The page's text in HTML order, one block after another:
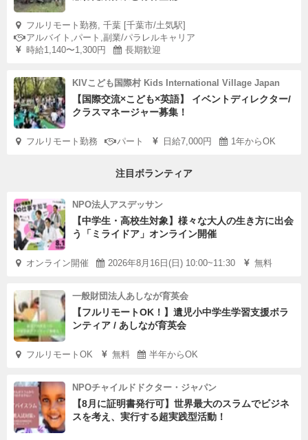
フルリモート勤務, 千葉 [千葉市/土気駅]
アルバイト,パート,副業/パラレルキャリア
時給1,140〜1,300円
長期歓迎
KIVこども国際村 Kids International Village Japan
【国際交流×こども×英語】 イベントディレクター/
クラスマネージャー募集！
フルリモート勤務 パート 日給7,000円 1年からOK
注目ボランティア
NPO法人アスデッサン
【中学生・高校生対象】様々な大人の生き方に出会
う「ミライドア」オンライン開催
オンライン開催 2026年8月16日(日) 10:00~11:30 無料
一般財団法人あしなが育英会
【フルリモートOK！】遺児小中学生学習支援ボラ
ンティア / あしなが育英会
フルリモートOK 無料 半年からOK
NPOチャイルドドクター・ジャパン
【8月に証明書発行可】世界最大のスラムでビジネ
スを考え、実行する超実践型活動！